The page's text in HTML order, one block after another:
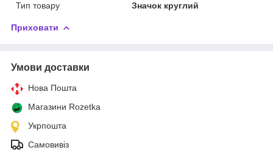
Тип товару
Значок круглий
Приховати
Умови доставки
Нова Пошта
Магазини Rozetka
Укрпошта
Самовивіз